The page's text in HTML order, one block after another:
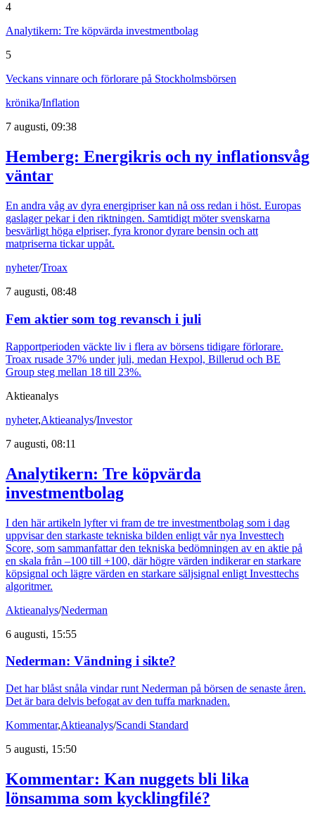
4
Analytikern: Tre köpvärda investmentbolag
5
Veckans vinnare och förlorare på Stockholmsbörsen
krönika/Inflation
7 augusti, 09:38
Hemberg: Energikris och ny inflationsvåg
väntar
En andra våg av dyra energipriser kan nå oss redan i höst. Europas
gaslager pekar i den riktningen. Samtidigt möter svenskarna
besvärligt höga elpriser, fyra kronor dyrare bensin och att
matpriserna tickar uppåt.
nyheter/Troax
7 augusti, 08:48
Fem aktier som tog revansch i juli
Rapportperioden väckte liv i flera av börsens tidigare förlorare.
Troax rusade 37% under juli, medan Hexpol, Billerud och BE
Group steg mellan 18 till 23%.
Aktieanalys
nyheter,Aktieanalys/Investor
7 augusti, 08:11
Analytikern: Tre köpvärda
investmentbolag
I den här artikeln lyfter vi fram de tre investmentbolag som i dag
uppvisar den starkaste tekniska bilden enligt vår nya Investtech
Score, som sammanfattar den tekniska bedömningen av en aktie på
en skala från –100 till +100, där högre värden indikerar en starkare
köpsignal och lägre värden en starkare säljsignal enligt Investtechs
algoritmer.
Aktieanalys/Nederman
6 augusti, 15:55
Nederman: Vändning i sikte?
Det har blåst snåla vindar runt Nederman på börsen de senaste åren.
Det är bara delvis befogat av den tuffa marknaden.
Kommentar,Aktieanalys/Scandi Standard
5 augusti, 15:50
Kommentar: Kan nuggets bli lika
lönsamma som kycklingfilé?